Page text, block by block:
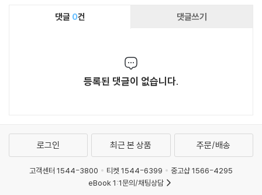
댓글 0건 댓글쓰기
등록된 댓글이 없습니다.
로그인 최근 본 상품 주문/배송
고객센터 1544-3800 티켓 1544-6399
중고샵 1566-4295
eBook 1:1문의/채팅상담